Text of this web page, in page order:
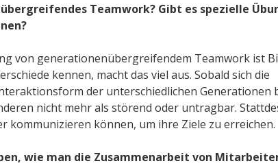
Teamwork? Gibt es spezielle
von generationenübergreifendem Teamwork ist
kennen, macht das viel aus. Sobald sich die
der unterschiedlichen Generationen
nicht mehr als störend oder untragbar.
kommunizieren können, um ihre Ziele zu erreichen.
wie man die Zusammenarbeit von